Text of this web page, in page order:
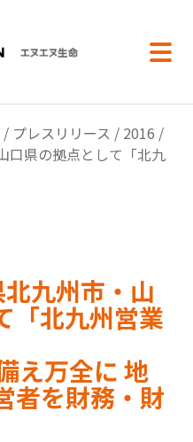
/ プレスリリース / 2016 /
口県の拠点として「北九
九州市・山
「北九州営業
え万全に 地
者を財務・財